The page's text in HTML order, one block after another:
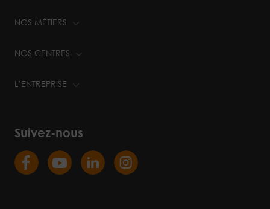
NOS MÉTIERS
NOS CENTRES
L’ENTREPRISE
Suivez-nous